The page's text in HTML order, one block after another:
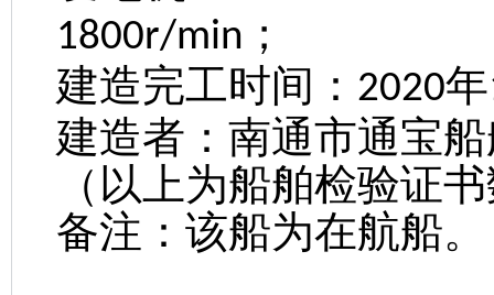
1800r/min ；
建造完工时间： 2020年
建造者：南通市通宝
（以上为船舶检验证
备注：该船为在航船。